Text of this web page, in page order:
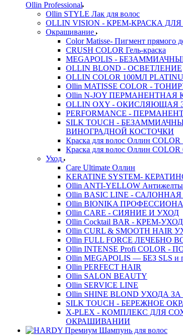
Ollin Professional
Ollin STYLE Лак для волос
OLLIN VISION - КРЕМ-КРАСКА
Окрашивание
Color Matisse- Пигмент прямого
CRUSH COLOR Гель-краска
MEGAPOLIS -
OLLIN BLOND - ОСВЕТЛЕНИЕ
OLLIN COLOR 100МЛ
Ollin MATISSE COLOR -
Ollin N-JOY
OLLIN OXY - ОКИСЛЯЮЩАЯ
PERFORMANCE -
SILK TOUCH -
ВИНОГРАДНОЙ КОСТОЧКИ
Краска для волос Оллин
Краска для волос Оллин
Уход
Care Ultimate Оллин
KERATINE SYSTEM-
Ollin ANTI-YELLOW
Ollin BASIC LINE -
Ollin BIONIKA
Ollin CARE - СИЯНИЕ И УХОД
Ollin Cocktail BAR - КРЕМ-
Ollin CURL & SMOOTH
Ollin FULL FORCE
Ollin INTENSE Profi COLOR
Ollin MEGAPOLIS — БЕЗ SLS и
Ollin PERFECT HAIR
Ollin SALON BEAUTY
Ollin SERVICE LINE
Ollin SHINE BLOND УХОДА
SILK TOUCH - БЕРЕЖНОЕ
X-PLEX - КОМПЛЕКС ДЛЯ
ОКРАШИВАНИИ